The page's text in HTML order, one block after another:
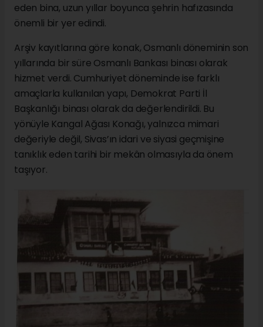
eden bina, uzun yıllar boyunca şehrin hafızasında
önemli bir yer edindi.
Arşiv kayıtlarına göre konak, Osmanlı döneminin son
yıllarında bir süre Osmanlı Bankası binası olarak
hizmet verdi. Cumhuriyet döneminde ise farklı
amaçlarla kullanılan yapı, Demokrat Parti İl
Başkanlığı binası olarak da değerlendirildi. Bu
yönüyle Kangal Ağası Konağı, yalnızca mimari
değeriyle değil, Sivas’ın idari ve siyasi geçmişine
tanıklık eden tarihi bir mekân olmasıyla da önem
taşıyor.